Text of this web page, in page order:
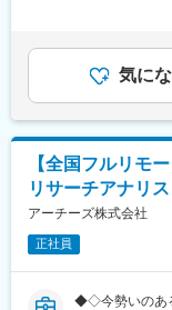
ります。
入社後はベト
はベトナムでの
オンライン商
しますのでご安
変更の範囲：会
判断しながら、
ト戦略企画、
・維持運用、及
務
・トヨタ自動車
の合意形成、協
・新ユーザー獲
プロジェクトマ
・アライアンス
ロジェクトマネ
458,000円、
1,100万円※給
ます。賃金はあ
る可能性があり
気に
【全国フルリモ
リサーチアナリ
アーチーズ株式会社
正社員
◆◇今勢いのあ